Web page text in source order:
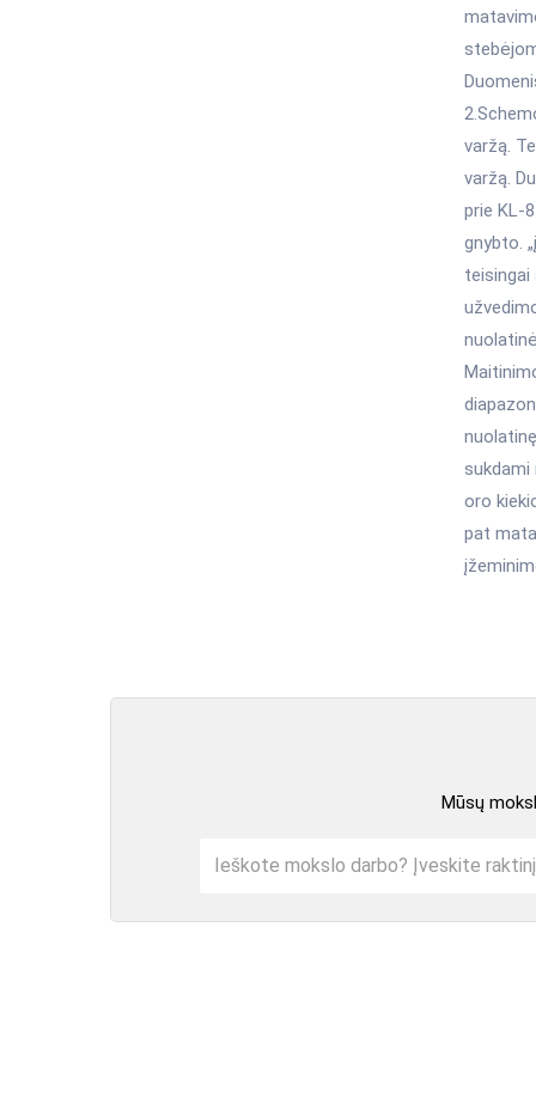
varžą.
varžą.
prie KL-
gnybto.
teisingai
oro
pat
Mūsų